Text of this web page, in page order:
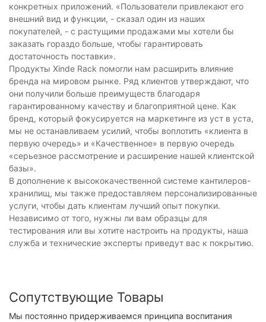
конкретных приложений. «Пользователи привлекают его
внешний вид и функции, - сказал один из наших
покупателей, - с растущими продажами мы хотели бы
заказать гораздо больше, чтобы гарантировать
достаточность поставки».
Продукты Xinde Rack помогли нам расширить влияние
бренда на мировом рынке. Ряд клиентов утверждают, что
они получили больше преимуществ благодаря
гарантированному качеству и благоприятной цене. Как
бренд, который фокусируется на маркетинге из уст в уста,
мы не останавливаем усилий, чтобы воплотить «клиента в
первую очередь» и «Качественное» в первую очередь
«серьезное рассмотрение и расширение нашей клиентской
базы».
В дополнение к высококачественной системе кантилеров-
хранилищ, мы также предоставляем персонализированные
услуги, чтобы дать клиентам лучший опыт покупки.
Независимо от того, нужны ли вам образцы для
тестирования или вы хотите настроить на продукты, наша
служба и технические эксперты приведут вас к покрытию.
Сопутствующие Товары
Мы постоянно придерживаемся принципа воспитания